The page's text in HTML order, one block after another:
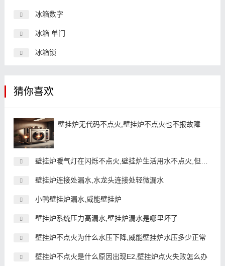
冰箱数字
冰箱 单门
冰箱锁
猜你喜欢
壁挂炉无代码不点火,壁挂炉不点火也不报故障
壁挂炉暖气灯在闪烁不点火,壁挂炉生活用水不点火,但暖气正常
壁挂炉连接处漏水,水龙头连接处轻微漏水
小鸭壁挂炉漏水,威能壁挂炉
壁挂炉系统压力高漏水,壁挂炉漏水是哪里坏了
壁挂炉不点火为什么水压下降,威能壁挂炉水压多少正常
壁挂炉不点火是什么原因出现E2,壁挂炉点火失败怎么办